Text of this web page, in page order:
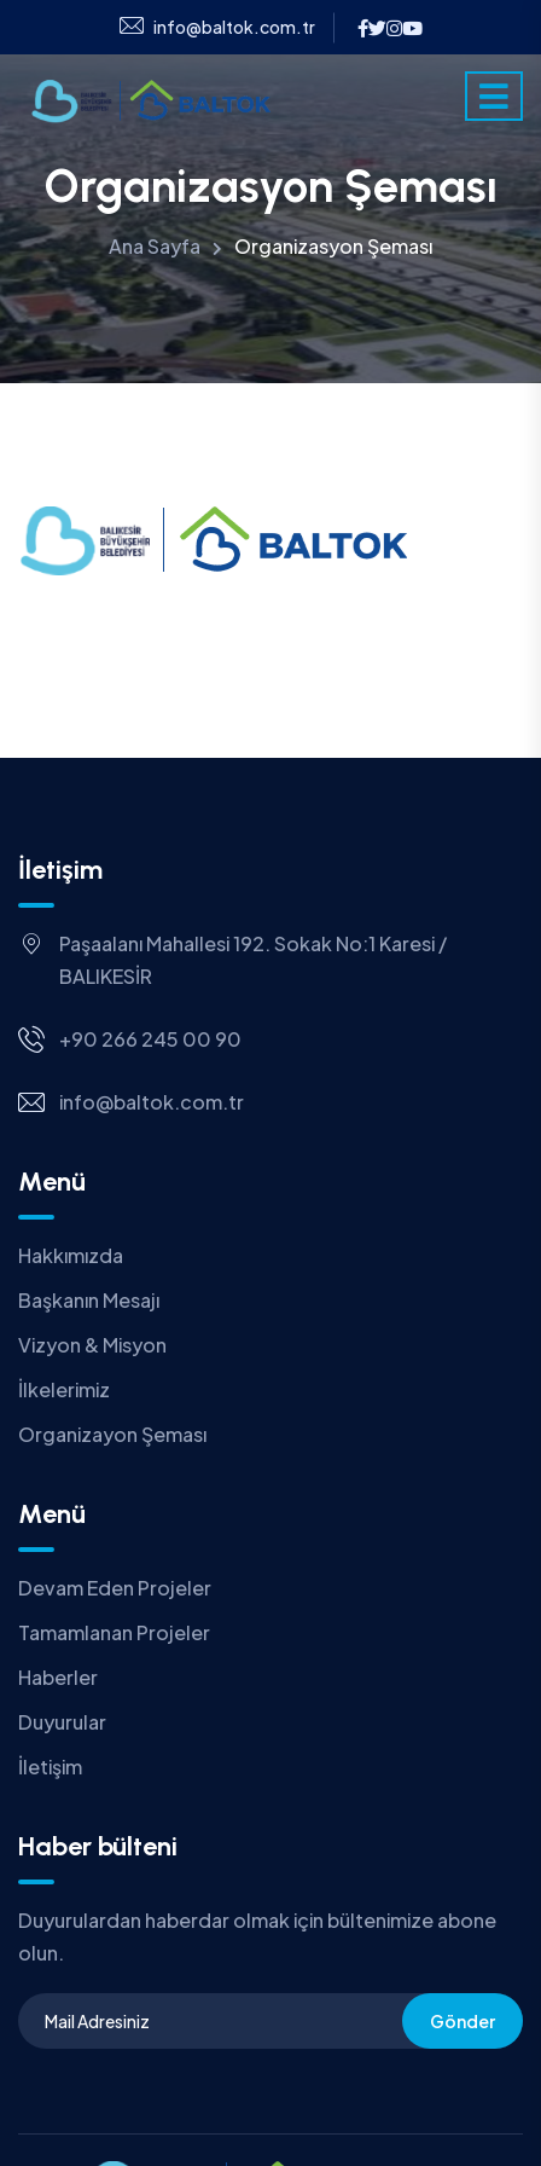
info@baltok.com.tr
Organizasyon Şeması
Ana Sayfa Organizasyon Şeması
İletişim
Paşaalanı Mahallesi 192. Sokak No:1 Karesi /
BALIKESİR
+90 266 245 00 90
info@baltok.com.tr
Menü
Hakkımızda
Başkanın Mesajı
Vizyon & Misyon
İlkelerimiz
Organizayon Şeması
Menü
Devam Eden Projeler
Tamamlanan Projeler
Haberler
Duyurular
İletişim
Haber bülteni
Duyurulardan haberdar olmak için bültenimize abone
olun.
Gönder